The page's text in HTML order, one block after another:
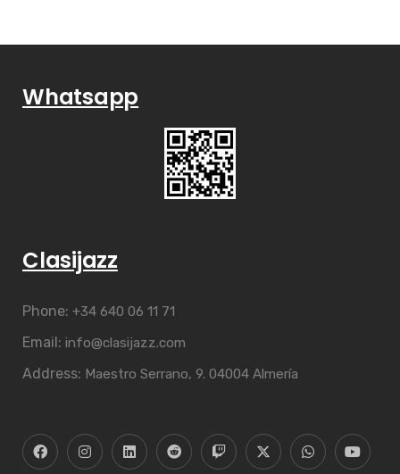
Whatsapp
Clasijazz
Phone: +34 640 06 11 71
Email: info@clasijazz.com
Address: Maestro Serrano, 9. 04004 Almería